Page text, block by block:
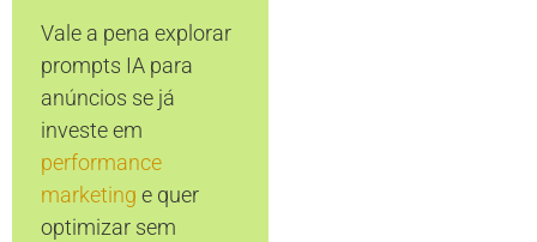
Vale a pena explorar
prompts IA para
anúncios se já
investe em
performance
marketing e quer
optimizar sem